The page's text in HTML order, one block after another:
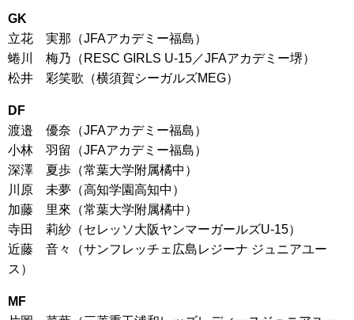
GK
立花 実那（JFAアカデミー福島）
蜷川 梅乃（RESC GIRLS U-15／JFAアカデミー堺）
松井 彩笑歌（横須賀シーガルズMEG）
DF
渡邉 優奈（JFAアカデミー福島）
小林 羽留（JFAアカデミー福島）
深澤 夏歩（常葉大学附属橘中）
川原 未夢（高知学園高知中）
加藤 里來（常葉大学附属橘中）
寺田 莉紗（セレッソ大阪ヤンマーガールズU-15）
近藤 音々（サンフレッチェ広島レジーナ ジュニアユー
ス）
MF